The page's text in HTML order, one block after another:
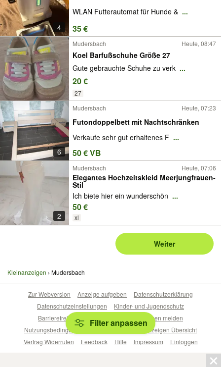
4
WLAN Futterautomat für Hunde & ...
35 €
Mudersbach Heute, 08:47
Koel Barfußschuhe Größe 27
Gute gebrauchte Schuhe zu verk ...
20 €
27
6
Mudersbach Heute, 07:23
Futondoppelbett mit Nachtschränken
Verkaufe sehr gut erhaltenes F ...
50 € VB
2
Mudersbach Heute, 07:06
Elegantes Hochzeitskleid Meerjungfrauen-
Stil
Ich biete hier ein wunderschön ...
50 €
xl
Weiter
Kleinanzeigen Mudersbach
Filter anpassen
Zur Webversion Anzeige aufgeben
Datenschutzerklärung
Datenschutzeinstellungen
Kinder- und Jugendschutz
Barrierefreiheitserklärung
Sicherheitslücken melden
Nutzungsbedingungen
Beliebte Suchen
Anzeigen Übersicht
Vertrag Widerrufen
Feedback Hilfe Impressum Einloggen